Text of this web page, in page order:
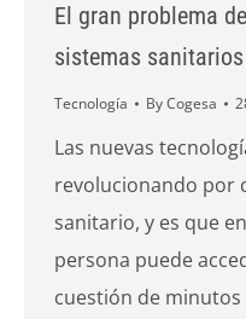
El gran problema
sistemas sanitarios
Tecnología ByCogesa
Las nuevas
revolucionando por
sanitario, y es que
persona puede
cuestión de